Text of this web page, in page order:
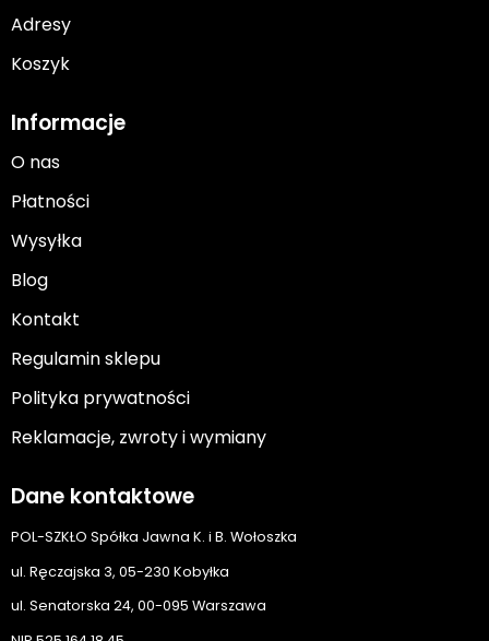
Adresy
Koszyk
Informacje
O nas
Płatności
Wysyłka
Blog
Kontakt
Regulamin sklepu
Polityka prywatności
Reklamacje, zwroty i wymiany
Dane kontaktowe
POL-SZKŁO Spółka Jawna K. i B. Wołoszka
ul. Ręczajska 3, 05-230 Kobyłka
ul. Senatorska 24, 00-095 Warszawa